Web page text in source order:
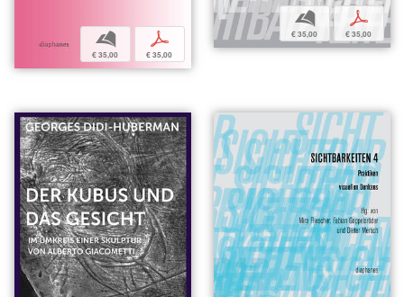
b
€ 35,00
p
€ 35,00
b
€ 35,00
p
€ 35,00